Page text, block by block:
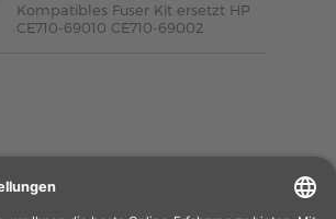
Kompatibles Fuser Kit ersetzt HP
CE710-69010 CE710-69002